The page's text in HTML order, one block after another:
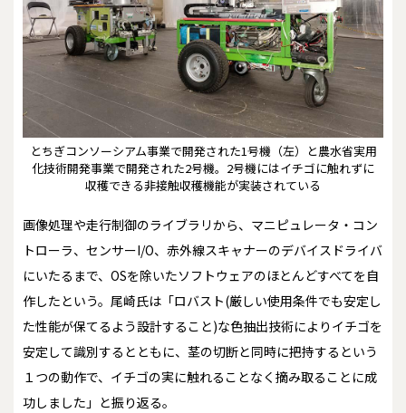
とちぎコンソーシアム事業で開発された1号機（左）と農水省実用
化技術開発事業で開発された2号機。2号機にはイチゴに触れずに
収穫できる非接触収穫機能が実装されている
画像処理や走行制御のライブラリから、マニピュレータ・コン
トローラ、センサーI/O、赤外線スキャナーのデバイスドライバ
にいたるまで、OSを除いたソフトウェアのほとんどすべてを自
作したという。尾崎氏は「ロバスト(厳しい使用条件でも安定し
た性能が保てるよう設計すること)な色抽出技術によりイチゴを
安定して識別するとともに、茎の切断と同時に把持するという
１つの動作で、イチゴの実に触れることなく摘み取ることに成
功しました」と振り返る。